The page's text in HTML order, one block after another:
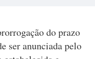
do prazo
ser anunciada pelo